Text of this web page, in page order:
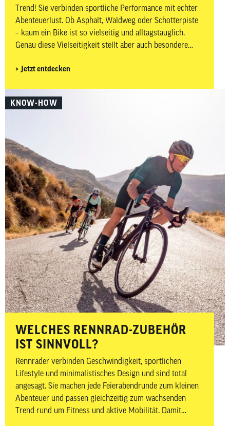
Trend! Sie verbinden sportliche Performance mit echter
Abenteuerlust. Ob Asphalt, Waldweg oder Schotterpiste
– kaum ein Bike ist so vielseitig und alltagstauglich.
Genau diese Vielseitigkeit stellt aber auch besondere
Untergründen, bei längeren Distanzen und abseits
welches Gravelbike-Zubehör wirklich sinnvoll ist –
Jetzt entdecken
KNOW-HOW
WELCHES RENNRAD-ZUBEHÖR
IST SINNVOLL?
Rennräder verbinden Geschwindigkeit, sportlichen
Lifestyle und minimalistisches Design und sind total
angesagt. Sie machen jede Feierabendrunde zum kleinen
Abenteuer und passen gleichzeitig zum wachsenden
Trend rund um Fitness und aktive Mobilität. Damit